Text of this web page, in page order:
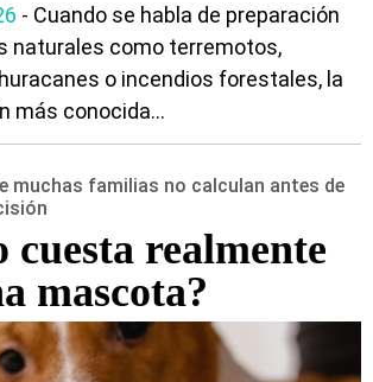
- Cuando se habla de preparación
naturales como terremotos,
o incendios forestales, la
más conocida...
muchas familias no calculan antes de
cuesta realmente
mascota?